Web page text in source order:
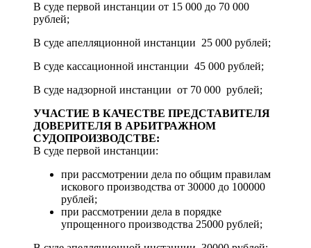
В суде первой инстанции от 15 000 до 70 000
рублей;
В суде апелляционной инстанции 25 000 рублей;
В суде кассационной инстанции 45 000 рублей;
В суде надзорной инстанции от 70 000 рублей;
УЧАСТИЕ В КАЧЕСТВЕ ПРЕДСТАВИТЕЛЯ
ДОВЕРИТЕЛЯ В АРБИТРАЖНОМ
СУДОПРОИЗВОДСТВЕ:
В суде первой инстанции:
при рассмотрении дела по общим правилам
искового производства от 30000 до 100000
рублей;
при рассмотрении дела в порядке
упрощенного производства 25000 рублей;